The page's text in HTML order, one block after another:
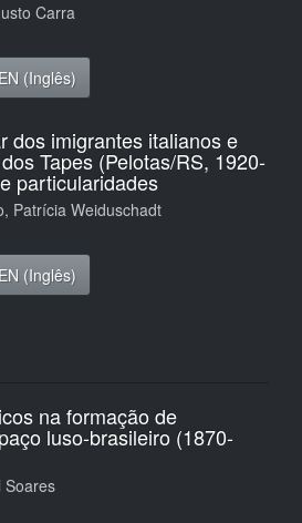
Carra
(Inglês)
dos imigrantes italianos e
Tapes (Pelotas/RS, 1920-
particularidades
Patrícia Weiduschadt
(Inglês)
na formação de
luso-brasileiro (1870-
Soares